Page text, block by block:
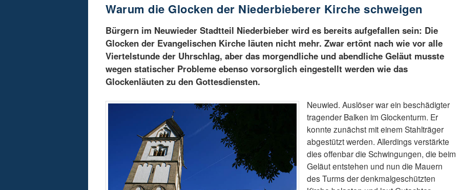
Warum die Glocken der Niederbieberer Kirche schweigen
Bürgern im Neuwieder Stadtteil Niederbieber wird es bereits aufgefallen sein: Die
Glocken der Evangelischen Kirche läuten nicht mehr. Zwar ertönt nach wie vor alle
Viertelstunde der Uhrschlag, aber das morgendliche und abendliche Geläut musste
wegen statischer Probleme ebenso vorsorglich eingestellt werden wie das
Glockenläuten zu den Gottesdiensten.
Neuwied. Auslöser war ein beschädigter
tragender Balken im Glockenturm. Er
konnte zunächst mit einem Stahlträger
abgestützt werden. Allerdings verstärkte
dies offenbar die Schwingungen, die beim
Geläut entstehen und nun die Mauern
des Turms der denkmalgeschützten